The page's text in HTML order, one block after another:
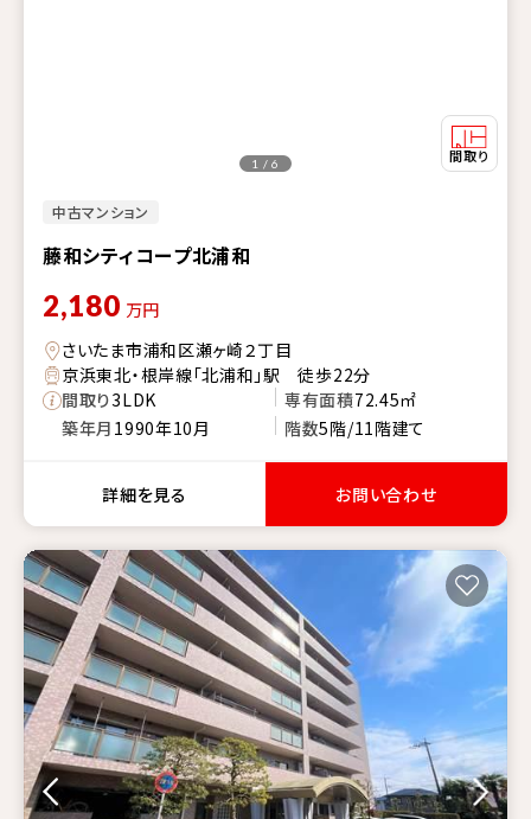
中古マンション
藤和シティコープ北浦和
1 / 6
2,180 万円
さいたま市浦和区瀬ヶ崎２丁目
京浜東北・根岸線「北浦和」駅 徒歩22分
間取り3LDK 専有面積72.45㎡
築年月 1990年10月 階数5階/11階建て
詳細を見る お問い合わせ